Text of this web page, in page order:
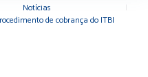
Notícias
de cobrança do ITBI